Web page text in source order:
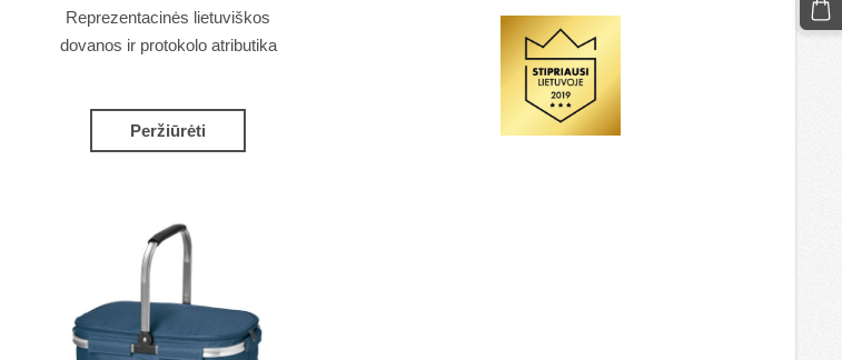
Reprezentacinės lietuviškos
dovanos ir protokolo atributika
Peržiūrėti